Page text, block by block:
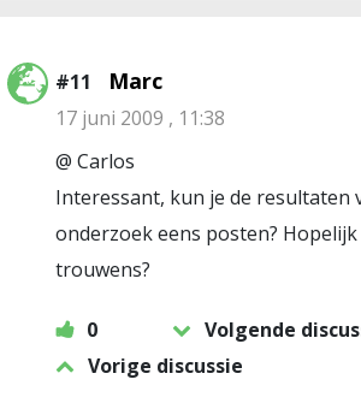
#11 Marc
17 juni 2009 , 11:38
@ Carlos
Interessant, kun je de resultaten
onderzoek eens posten?
trouwens?
0
Volgende
Vorige discussie